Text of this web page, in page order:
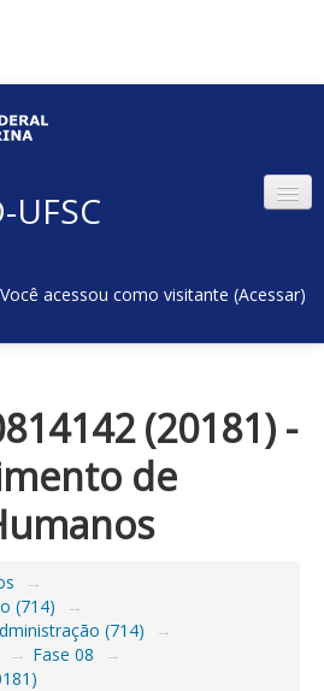
Você acessou como visitante (Acessar)
(20181) -
de
→
(714)
→
(714)
→
→ Fase 08
→